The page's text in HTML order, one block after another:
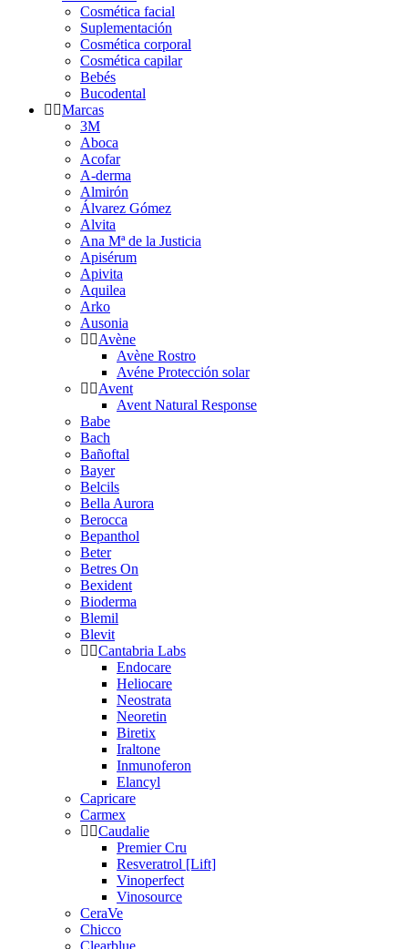
Cosmética facial
Suplementación
Cosmética corporal
Cosmética capilar
Bebés
Bucodental
Marcas
3M
Aboca
Acofar
A-derma
Almirón
Álvarez Gómez
Alvita
Ana Mª de la Justicia
Apisérum
Apivita
Aquilea
Arko
Ausonia
Avène
Avène Rostro
Avéne Protección solar
Avent
Avent Natural Response
Babe
Bach
Bañoftal
Bayer
Belcils
Bella Aurora
Berocca
Bepanthol
Beter
Betres On
Bexident
Bioderma
Blemil
Blevit
Cantabria Labs
Endocare
Heliocare
Neostrata
Neoretin
Biretix
Iraltone
Inmunoferon
Elancyl
Capricare
Carmex
Caudalie
Premier Cru
Resveratrol [Lift]
Vinoperfect
Vinosource
CeraVe
Chicco